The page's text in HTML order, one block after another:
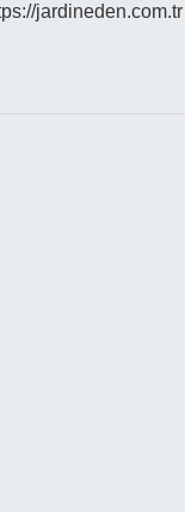
jardineden.com.tr